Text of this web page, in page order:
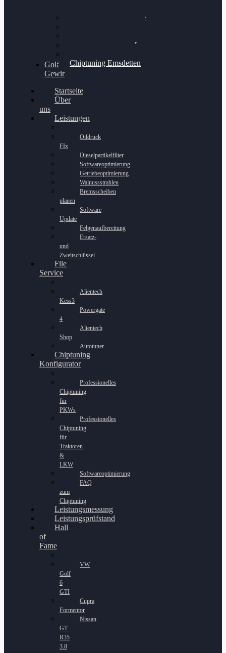
Bilgenroth Performance
Chiptuning Schüttorf
Chiptuning Emsdetten
Golf
Gewinnspiel
Startseite
Über
uns
Leistungen
Oildruck
FIx
Dieselpartikelfilter
Softwareoptimierung
Getriebeoptimierung
Walnussstrahlen
Bremsscheiben
planen
Software
Update
Felgenaufbereitung
Ersatz-
und
Zweitschlüssel
File
Service
Alientech
Kess3
Powergate
4
Alientech
Shop
Autotuner
Chiptuning
Konfigurator
Professionelles
Chiptuning
für
PKWs
Professionelles
Chiptuning
für
Traktoren
&
LKW
Softwareoptimierung
FAQ
zum
Chiptuning
Leistungsmessung
Leistungsprüfstand
Hall
of
Fame
VW
Golf
6
GTI
Cupra
Formentor
Nissan
GT-
R35
3.8